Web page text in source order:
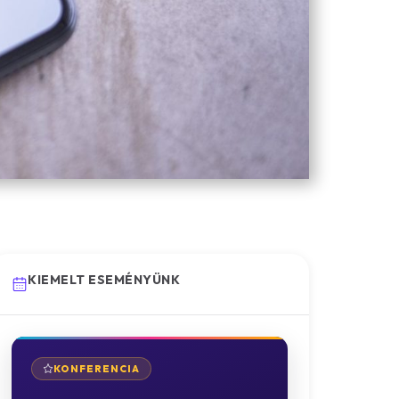
KIEMELT ESEMÉNYÜNK
KONFERENCIA